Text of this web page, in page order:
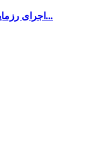
اجرای رزمایش مقابله با تهدیدهای سایبری و تروریستی...